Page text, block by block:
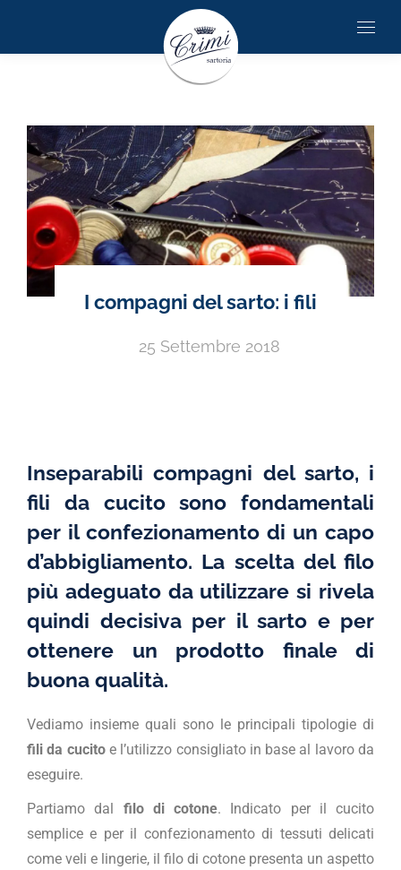
I compagni del sarto: i fili
25 Settembre 2018
Inseparabili compagni del sarto, i
fili da cucito sono fondamentali
per il confezionamento di un capo
d’abbigliamento. La scelta del filo
più adeguato da utilizzare si rivela
quindi decisiva per il sarto e per
ottenere un prodotto finale di
buona qualità.
Vediamo insieme quali sono le principali tipologie di
fili da cucitoe l’utilizzo consigliato in base al lavoro da
eseguire.
Partiamo dal filo di cotone. Indicato per il cucito
semplice e per il confezionamento di tessuti delicati
come veli e lingerie, il filo di cotone presenta un aspetto